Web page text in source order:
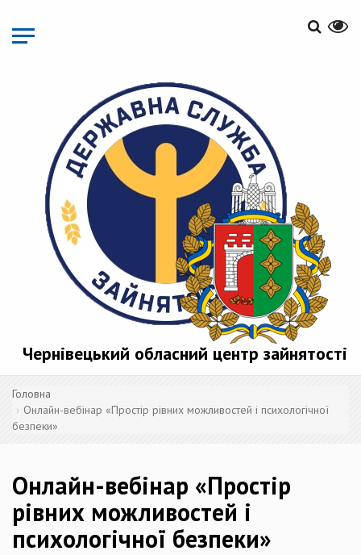
основного
матеріалу
Чернівецький обласний центр зайнятості
Головна
Онлайн-вебінар «Простір рівних можливостей і психологічної
безпеки»
Онлайн-вебінар «Простір
рівних можливостей і
психологічної безпеки»